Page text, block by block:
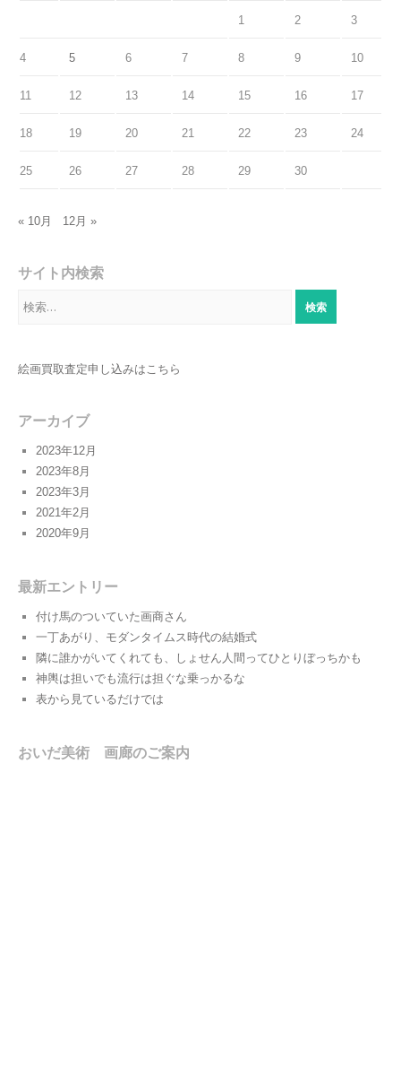
1 2 3
4 5 6 7 8 9 10
11 12 13 14 15 16 17
18 19 20 21 22 23 24
25 26 27 28 29 30
« 10月 12月 »
サイト内検索
索:
絵画買取査定申し込みはこちら
アーカイブ
2023年12月
2023年8月
2023年3月
2021年2月
2020年9月
最新エントリー
付け馬のついていた画商さん
一丁あがり、モダンタイムス時代の結婚式
隣に誰かがいてくれても、しょせん人間ってひとりぼっちかも
神輿は担いでも流行は担ぐな乗っかるな
表から見ているだけでは
おいだ美術 画廊のご案内